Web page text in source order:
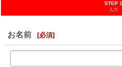
STEP 1
入力
お名前 [必須]